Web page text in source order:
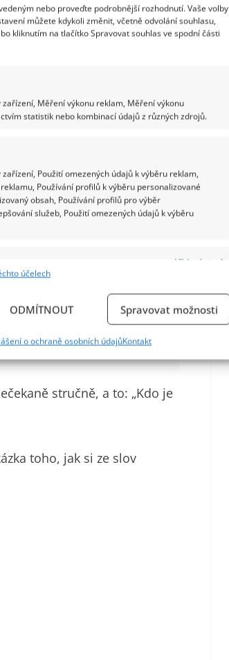
nebo proveďte podrobnější rozhodnutí. Vaše volby
můžete kdykoli změnit, včetně odvolání souhlasu,
kliknutím na tlačítko Spravovat souhlas ve spodní části
Měření výkonu reklam, Měření výkonu
statistik nebo kombinací údajů z různých zdrojů.
Použití omezených údajů k výběru reklam,
Používání profilů k výběru personalizované
obsah, Používání profilů pro výběr
služeb, Použití omezených údajů k výběru
Vždy aktivní
přenášených informací.
informací.
a zjišťování podvodů a
a zobrazování reklamy a
účelech
ODMÍTNOUT Spravovat možnosti
o ochraně osobních údajůKontakt
se rozšířil po sociálních
se v komentářích
se i ti, kdo si to rozhodně
a další žánry:
která hýbe Českem
stručně, a to: „Kdo je
toho, jak si ze slov